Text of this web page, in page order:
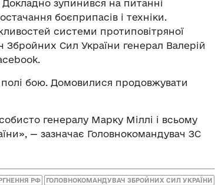
зупинився на питанні
боєприпасів і техніки.
системи протиповітряної
Збройних Сил України генерал Валерій
полі бою. Домовилися продовжувати
генералу Марку Міллі і всьому
— зазначає Головнокомандувач ЗС
РФ ГОЛОВНОКОМАНДУВАЧ ЗБРОЙНИХ СИЛ УКРАЇНИ